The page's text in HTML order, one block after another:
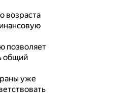
возраста
позволяет
общий
уже